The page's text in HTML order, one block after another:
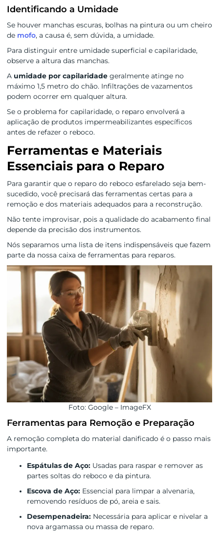
Identificando a Umidade
Se houver manchas escuras, bolhas na pintura ou um cheiro
de mofo, a causa é, sem dúvida, a umidade.
Para distinguir entre umidade superficial e capilaridade,
observe a altura das manchas.
A umidade por capilaridadegeralmente atinge no
máximo 1,5 metro do chão. Infiltrações de vazamentos
podem ocorrer em qualquer altura.
Se o problema for capilaridade, o reparo envolverá a
aplicação de produtos impermeabilizantes específicos
antes de refazer o reboco.
Ferramentas e Materiais
Essenciais para o Reparo
Para garantir que o reparo do reboco esfarelado seja bem-
sucedido, você precisará das ferramentas certas para a
remoção e dos materiais adequados para a reconstrução.
Não tente improvisar, pois a qualidade do acabamento final
depende da precisão dos instrumentos.
Nós separamos uma lista de itens indispensáveis que fazem
parte da nossa caixa de ferramentas para reparos.
Foto: Google – ImageFX
Ferramentas para Remoção e Preparação
A remoção completa do material danificado é o passo mais
importante.
Espátulas de Aço:Usadas para raspar e remover as
partes soltas do reboco e da pintura.
Escova de Aço:Essencial para limpar a alvenaria,
removendo resíduos de pó, areia e sais.
Desempenadeira:Necessária para aplicar e nivelar a
nova argamassa ou massa de reparo.